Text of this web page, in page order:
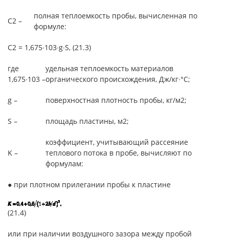
С2 –
полная теплоемкость пробы, вычисленная по
формуле:
С2 = 1,675∙103∙g∙S, (21.3)
где
1,675∙103 –
удельная теплоемкость материалов
органического происхождения, Дж/кг∙°С;
g – поверхностная плотность пробы, кг/м2;
S – площадь пластины, м2;
K –
коэффициент, учитывающий рассеяние
теплового потока в пробе, вычисляют по
формулам:
● при плотном прилегании пробы к пластине
(21.4)
или при наличии воздушного зазора между пробой